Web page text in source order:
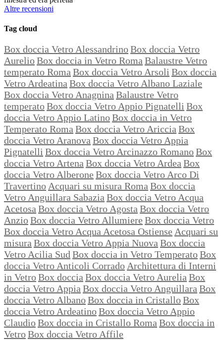
Altre recensioni
Tag cloud
Box doccia Vetro AlessandrinoBox doccia Vetro
AurelioBox doccia in Vetro Roma Balaustre Vetro
temperato Roma Box doccia Vetro Arsoli Box doccia
Vetro Ardeatina Box doccia Vetro Albano Laziale
Box doccia Vetro Anagnina Balaustre Vetro
temperatoBox doccia Vetro Appio Pignatelli Box
doccia Vetro Appio LatinoBox doccia in Vetro
Temperato Roma Box doccia Vetro Ariccia Box
doccia Vetro Aranova Box doccia Vetro Appia
Pignatelli Box doccia Vetro Arcinazzo RomanoBox
doccia Vetro Artena Box doccia Vetro Ardea Box
doccia Vetro Alberone Box doccia Vetro Arco Di
Travertino Acquari su misura Roma Box doccia
Vetro Anguillara Sabazia Box doccia Vetro Acqua
Acetosa Box doccia Vetro Agosta Box doccia Vetro
AnzioBox doccia Vetro Allumiere Box doccia Vetro
Box doccia Vetro Acqua Acetosa Ostiense Acquari su
misura Box doccia Vetro Appia Nuova Box doccia
Vetro Acilia Sud Box doccia in Vetro TemperatoBox
doccia Vetro Anticoli Corrado Architettura di Interni
in VetroBox doccia Box doccia Vetro Aurelia Box
doccia Vetro Appia Box doccia Vetro Anguillara Box
doccia Vetro AlbanoBox doccia in CristalloBox
doccia Vetro ArdeatinoBox doccia Vetro Appio
ClaudioBox doccia in Cristallo Roma Box doccia in
VetroBox doccia Vetro Affile